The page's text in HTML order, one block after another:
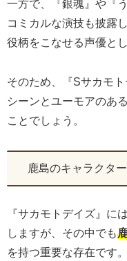
一方で、『銀魂』や『
コミカルな演技も披露
役柄をこなせる声優と
そのため、『Sサカモ
シーンとユーモアのあ
ことでしょう。
鹿島のキャラクタ
『サカモトデイズ』に
しますが、その中でも
を持つ重要な存在です。